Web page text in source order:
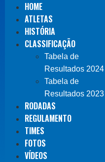
HOME
ATLETAS
HISTÓRIA
CLASSIFICAÇÃO
Tabela de
Resultados 2024
Tabela de
Resultados 2023
RODADAS
REGULAMENTO
TIMES
FOTOS
VÍDEOS